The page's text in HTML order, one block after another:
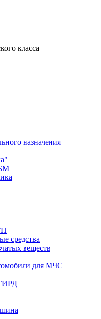
класса
назначения
средства
веществ
для МЧС